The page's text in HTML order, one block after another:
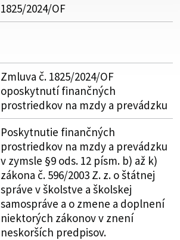
1825/2024/OF
Zmluva č. 1825/2024/OF
oposkytnutí finančných
prostriedkov na mzdy a prevádzku
Poskytnutie finančných
prostriedkov na mzdy a prevádzku
v zymsle §9 ods. 12 písm. b) až k)
zákona č. 596/2003 Z. z. o štátnej
správe v školstve a školskej
samospráve a o zmene a doplnení
niektorých zákonov v znení
neskorších predpisov.